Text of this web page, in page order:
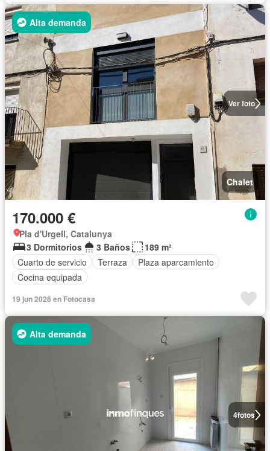
Ver foto
Alta demanda
Chalet
170.000 €
Pla d'Urgell, Catalunya
3 Dormitorios
3 Baños
189 m²
Cuarto de servicio
Terraza
Plaza aparcamiento
Cocina equipada
19 jun 2026 en Fotocasa
4fotos
Alta demanda